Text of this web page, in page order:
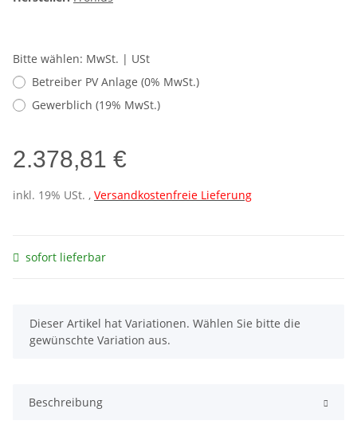
Bitte wählen: MwSt. | USt
Betreiber PV Anlage (0% MwSt.)
Gewerblich (19% MwSt.)
2.378,81 €
inkl. 19% USt. , Versandkostenfreie Lieferung
sofort lieferbar
x
Dieser Artikel hat Variationen. Wählen Sie bitte die
gewünschte Variation aus.
Beschreibung